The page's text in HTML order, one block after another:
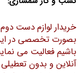
خریدار لوازم دست
بصورت تخصصی در
باشیم فعالیت می
آنلاین و بدون